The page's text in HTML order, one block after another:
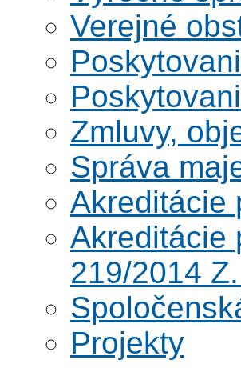
Verejné
Zmluvy,
Správa
Akreditácie
Akreditácie
219/2014
Projekty